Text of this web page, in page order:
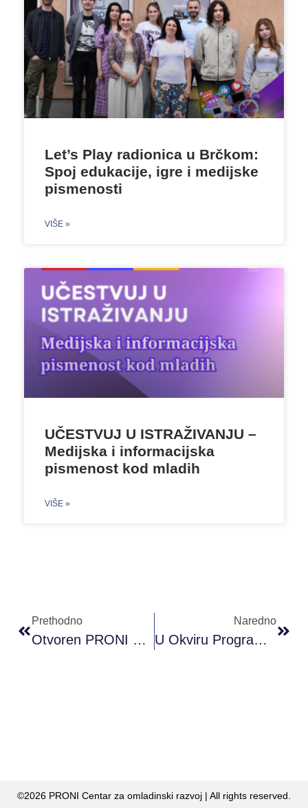
Let’s Play radionica u Brčkom:
Spoj edukacije, igre i medijske
pismenosti
VIŠE »
UČESTVUJ U ISTRAŽIVANJU –
Medijska i informacijska
pismenost kod mladih
VIŠE »
Prethodno
Otvoren PRONI Omladinski Klub U Prijedoru
Naredno
U Okviru Programa “Kulturno Bogatstvo Mostara” Posjećene Su Spomen Kuće Historijski Značajnih Mostaraca
©2026 PRONI Centar za omladinski razvoj | All rights reserved.